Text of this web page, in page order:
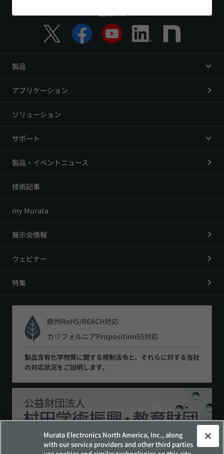
公式SNS
製品
アプリケーション
ソリューション
サポート
製品・イベントニュース
技術記事
my Murata
展示会情報
ウェビナー
特集
欧州RoHS/REACH対応
カリフォルニアProposition65対応
製品含有化学物質に関する規制法令と、それらに対する当社
の対応状況をご説明します。
Murata Electronics North America, Inc., along
with our service providers and other third parties